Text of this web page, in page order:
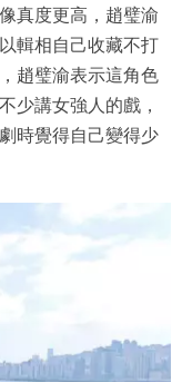
真度更高，趙璧渝
輯相自己收藏不打
趙璧渝表示這角色
少講女強人的戲，
時覺得自己變得少